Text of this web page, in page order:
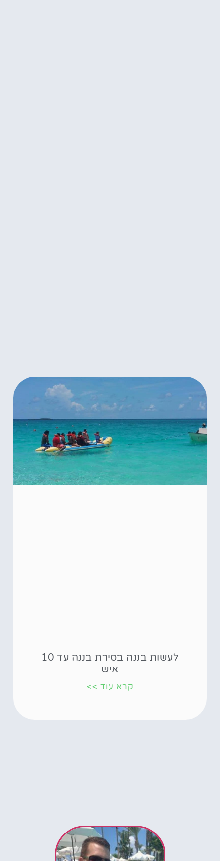
לעשות בננה בסירת בננה עד 10
איש
קרא עוד >>